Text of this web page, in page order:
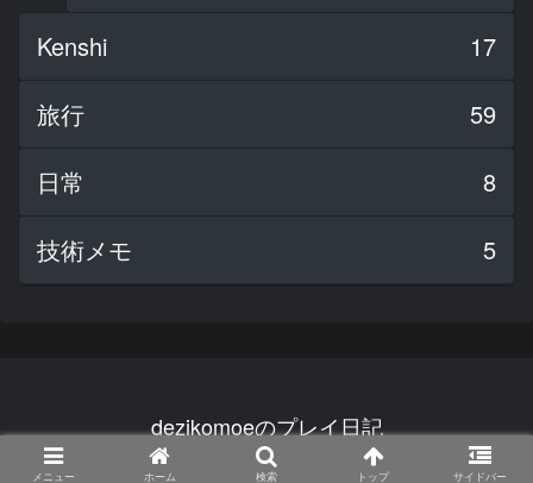
Kenshi
17
旅行
59
日常
8
技術メモ
5
dezikomoeのプレイ日記
© 2022 dezikomoeのプレイ日記.
メニュー ホーム 検索 トップ サイドバー